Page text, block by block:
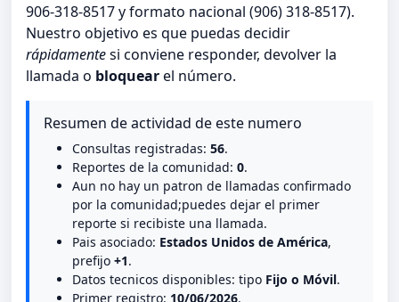
906-318-8517 y formato nacional (906) 318-8517).
Nuestro objetivo es que puedas decidir
rápidamentesi conviene responder, devolver la
llamada o bloquearel número.
Resumen de actividad de este numero
Consultas registradas: 56.
Reportes de la comunidad: 0.
Aun no hay un patron de llamadas confirmado
por la comunidad;puedes dejar el primer
reporte si recibiste una llamada.
Pais asociado: Estados Unidos de América,
prefijo +1.
Datos tecnicos disponibles: tipo Fijo o Móvil.
Primer registro: 10/06/2026.